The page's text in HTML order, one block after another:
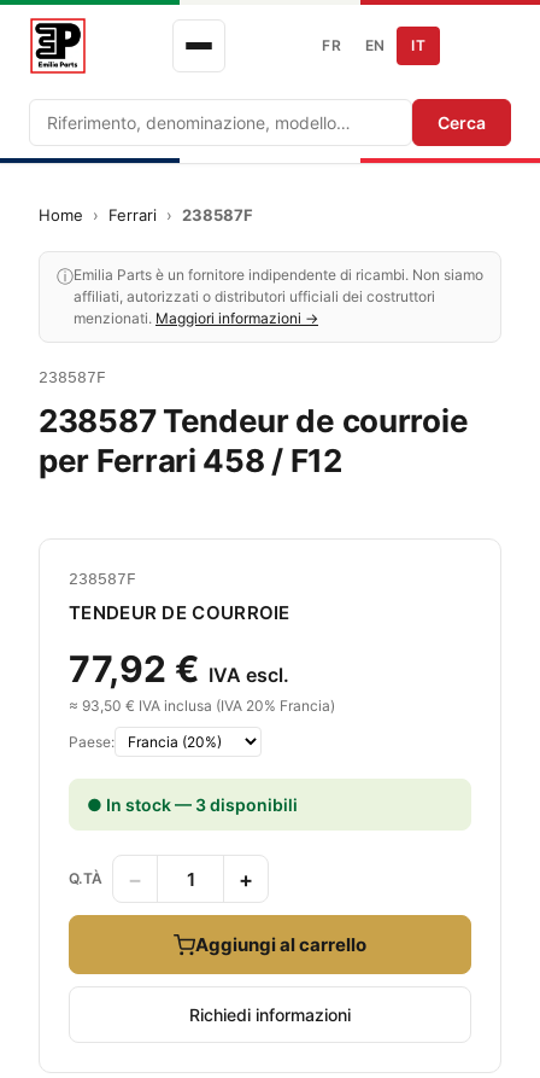
Ricerca Cerca
FR EN IT
Home › Ferrari › 238587F
ⓘEmilia Parts è un fornitore indipendente di ricambi. Non siamo
affiliati, autorizzati o distributori ufficiali dei costruttori
menzionati. Maggiori informazioni →
238587F
238587 Tendeur de courroie
per Ferrari 458 / F12
238587F
TENDEUR DE COURROIE
77,92 € IVA escl.
≈ 93,50 € IVA inclusa (IVA 20% Francia)
Paese:
● In stock — 3 disponibili
Q.TÀ − +
Aggiungi al carrello
Richiedi informazioni